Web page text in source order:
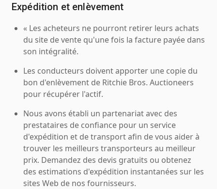
Expédition et enlèvement
« Les acheteurs ne pourront retirer leurs achats
du site de vente qu'une fois la facture payée dans
son intégralité.
Les conducteurs doivent apporter une copie du
bon d'enlèvement de Ritchie Bros. Auctioneers
pour récupérer l'actif.
Nous avons établi un partenariat avec des
prestataires de confiance pour un service
d'expédition et de transport afin de vous aider à
trouver les meilleurs transporteurs au meilleur
prix. Demandez des devis gratuits ou obtenez
des estimations d'expédition instantanées sur les
sites Web de nos fournisseurs.